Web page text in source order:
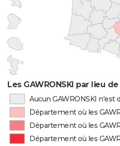
Les GAWRONSKI par lieu
Aucun GAWRONSKI n'est
Département où les
Département où les
Département où les